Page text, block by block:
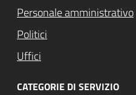
Personale amministrativo
Politici
Uffici
CATEGORIE DI SERVIZIO